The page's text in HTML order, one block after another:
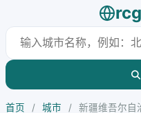
首页 / 城市 / 新疆维吾尔自